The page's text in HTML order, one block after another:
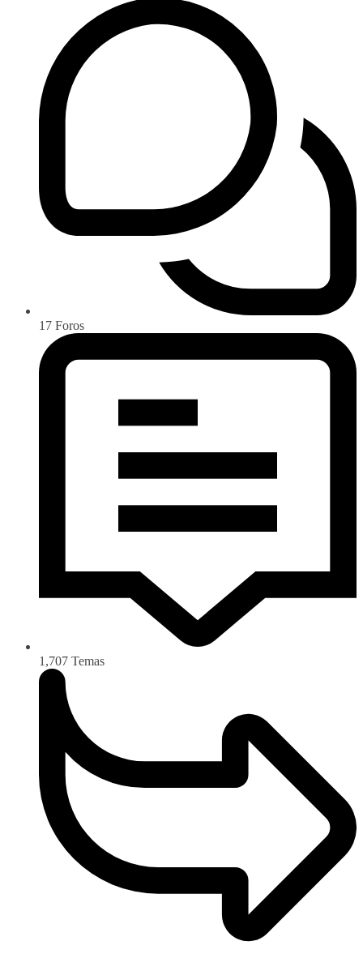
17 Foros
1,707 Temas